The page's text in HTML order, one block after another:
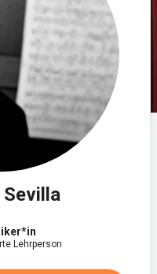
Sevilla
Lehrperson